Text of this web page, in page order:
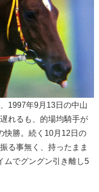
1997年9月13日の中山
れるも、的場均騎手が
快勝。続く10月12日の
る事無く、持ったまま
ムでグングン引き離し5